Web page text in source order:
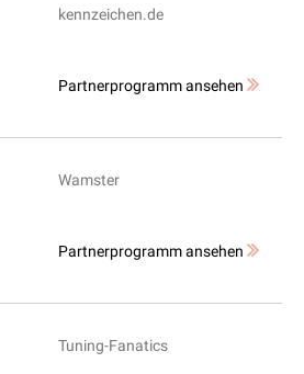
kennzeichen.de
Partnerprogramm ansehen
Wamster
Partnerprogramm ansehen
Tuning-Fanatics